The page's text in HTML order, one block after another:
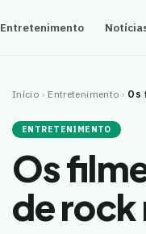
Entretenimento
Início › Entretenimento › Os
ENTRETENIMENTO
Os
de rock